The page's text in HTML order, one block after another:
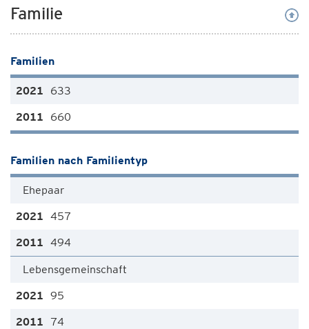
Familie
Familien
633
660
Familien nach Familientyp
Ehepaar
457
494
Lebensgemeinschaft
95
74